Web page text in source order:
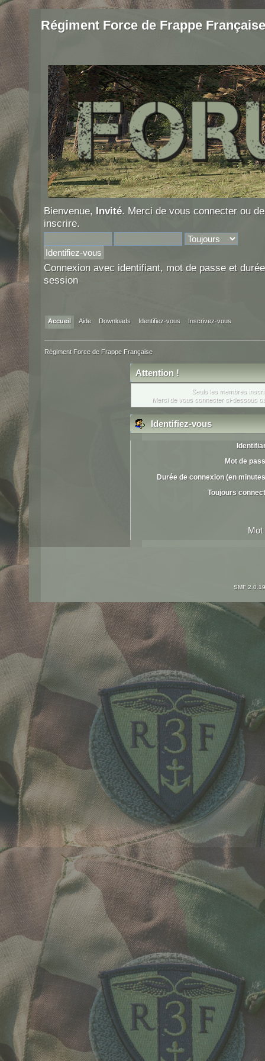
Régiment Force de Frappe Française
Bienvenue, Invité. Merci de vous connecter ou
inscrire.
Connexion avec identifiant, mot de passe et
session
Accueil Aide Downloads Identifiez-vous Inscrivez-vous
Régiment Force de Frappe Française
Attention !
Seuls les membres
Merci de vous connecter ci-dessous
Identifiez-vous
Mot de
Durée de connexion (en
Toujours
Mot
SMF 2.0.19